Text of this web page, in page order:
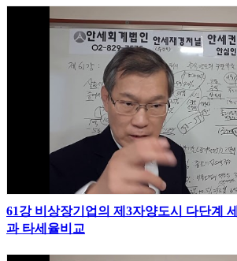
61강 비상장기업의 제3자양도시 다단계
과 타세율비교